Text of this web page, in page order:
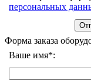
персональных
Форма заказа
Ваше имя*: